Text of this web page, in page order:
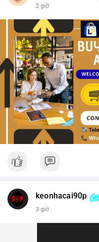
2 giờ
keonhacai90p
3 giờ